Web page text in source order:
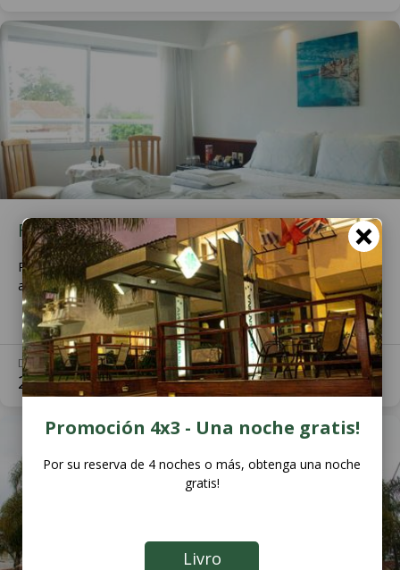
Fin de semana
Promo de Fin de semana, desde el viernes a las 17 al domingo
a las 17 horas, con las batas incluidas.
DESCUENTO
20% Ver Más
Promoción 4x3 - Una noche gratis!
Por su reserva de 4 noches o más, obtenga una noche
gratis!
Livro